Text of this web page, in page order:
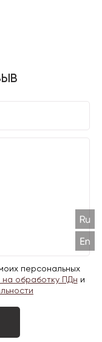
персональных
обработку ПДн и